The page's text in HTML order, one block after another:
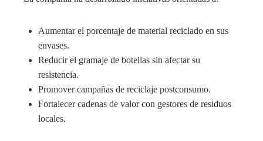
Aumentar el porcentaje de material reciclado en sus
envases.
Reducir el gramaje de botellas sin afectar su
resistencia.
Promover campañas de reciclaje postconsumo.
Fortalecer cadenas de valor con gestores de residuos
locales.